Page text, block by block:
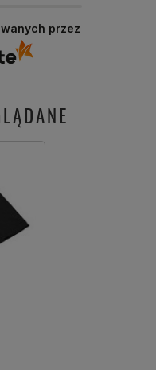
przez